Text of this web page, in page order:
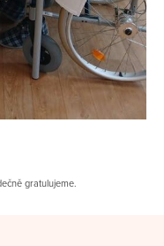
gratulujeme.